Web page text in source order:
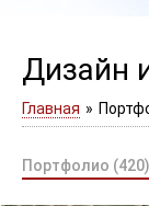
Дизайн
Главная »
Портфолио (420)